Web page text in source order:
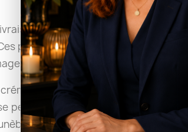
directement sur le lieu de
précisions permettent à l’artisan
crémation, un bouquet ou une gerbe
peuvent être acceptées, mais il
lorsque les fleurs doivent